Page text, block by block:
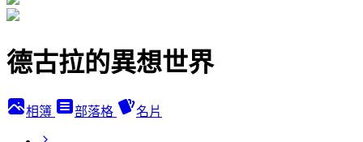
德古拉的異想世界
相簿 部落格 名片